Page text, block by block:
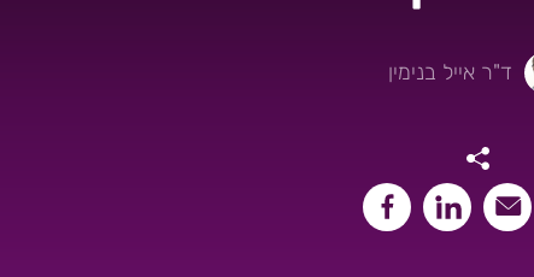
ד"ר אייל בנימין
קישור העמוד
שיתוף במיילשיתוף בלינקאדיןשיתוף בפייסבוק